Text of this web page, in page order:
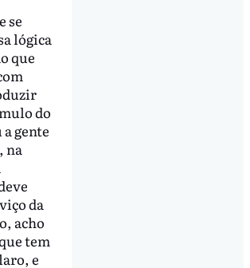
se
lógica
que
do
gente
na
da
acho
tem
e